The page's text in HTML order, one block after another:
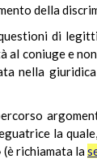
della
di
coniuge e
nella
la
richiamata la